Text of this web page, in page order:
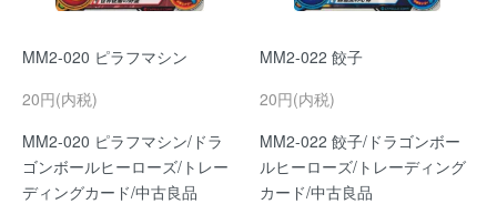
MM2-020 ピラフマシン
20円(内税)
MM2-020 ピラフマシン/ドラ
ゴンボールヒーローズ/トレー
ディングカード/中古良品
MM2-022 餃子
20円(内税)
MM2-022 餃子/ドラゴンボー
ルヒーローズ/トレーディング
カード/中古良品